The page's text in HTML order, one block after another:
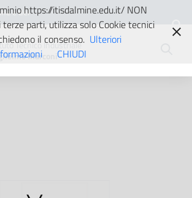
e del
Tecnico Industriale
Marconi
https://itisdalmine.edu.it/ NON
terze parti, utilizza solo Cookie tecnici
il consenso. Ulteriori
CHIUDI